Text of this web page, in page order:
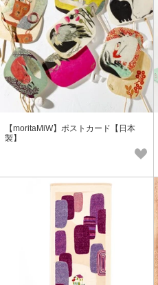
【moritaMiW】ポストカード【日本
製】